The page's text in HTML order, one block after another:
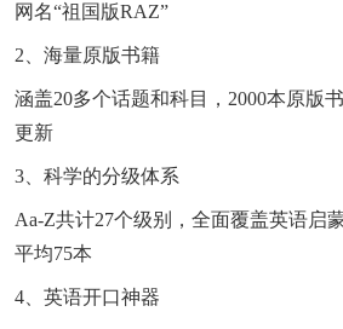
网名“祖国版RAZ”
2、海量原版书籍
涵盖20多个话题和科目，2000本原版
更新
3、科学的分级体系
Aa-Z共计27个级别，全面覆盖英语启
平均75本
4、英语开口神器